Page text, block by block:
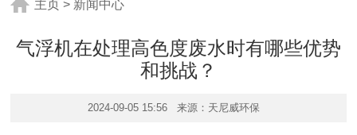
主页 > 新闻中心
气浮机在处理高色度废水时有哪些优势
和挑战？
2024-09-05 15:56 来源：天尼威环保